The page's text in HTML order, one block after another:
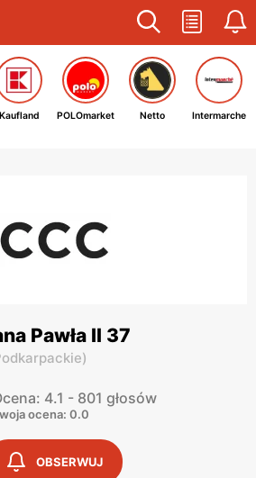
Kaufland POLOmarket Netto Intermarche
Pawła II 37
)
4.1 - 801 głosów
ocena: 0.0
OBSERWUJ